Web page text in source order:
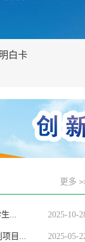
白卡
更多
... 2025-10-
项目... 2025-05-